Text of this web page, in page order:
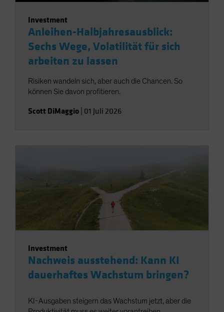
Investment
Anleihen-Halbjahresausblick:
Sechs Wege, Volatilität für sich
arbeiten zu lassen
Risiken wandeln sich, aber auch die Chancen. So
können Sie davon profitieren.
Scott DiMaggio 01 Juli 2026
Investment
Nachweis ausstehend: Kann KI
dauerhaftes Wachstum bringen?
KI-Ausgaben steigern das Wachstum jetzt, aber die